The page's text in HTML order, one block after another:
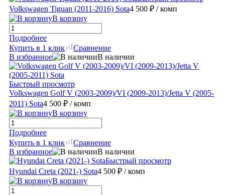
Volkswagen Tiguan (2011-2016) Sota4 500 ₽ / комп
В корзину
Подробнее
Купить в 1 клик
Сравнение
В избранное
В наличии
Быстрый просмотр
Volkswagen Golf V (2003-2009)/VI (2009-2013)/Jetta V (2005-
2011) Sota4 500 ₽ / комп
В корзину
Подробнее
Купить в 1 клик
Сравнение
В избранное
В наличии
Быстрый просмотр
Hyundai Creta (2021-) Sota4 500 ₽ / комп
В корзину